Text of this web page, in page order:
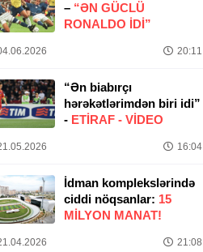
– “ƏN GÜCLÜ
RONALDO IDI”
20:11
“Ən biabırçı
hərəkətlərimdən biri idi”
- ETIRAF - VİDEO
16:04
İdman komplekslərində
ciddi nöqsanlar: 15
MILYON MANAT!
21:08